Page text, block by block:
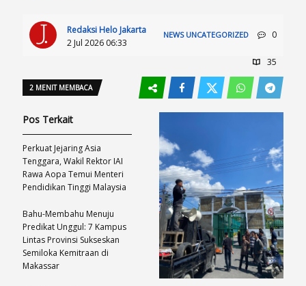
Redaksi Helo Jakarta
2 Jul 2026 06:33
NEWS UNCATEGORIZED 0
35
2 MENIT MEMBACA
Pos Terkait
Perkuat Jejaring Asia
Tenggara, Wakil Rektor IAI
Rawa Aopa Temui Menteri
Pendidikan Tinggi Malaysia
Bahu-Membahu Menuju
Predikat Unggul: 7 Kampus
Lintas Provinsi Sukseskan
Semiloka Kemitraan di
Makassar